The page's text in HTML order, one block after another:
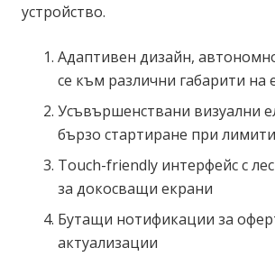
устройство.
Адаптивен дизайн,
се към различни габарити на
Усъвършенствани визуални
бързо стартиране при
Touch-friendly интерфейс с
за докосващи екрани
Бутащи нотификации за
актуализации